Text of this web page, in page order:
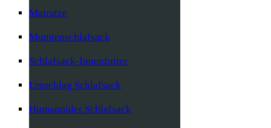
Matratze
Mumienschlafsack
Schlafsack-Innenfutter
Umschlag Schlafsack
Humanoider Schlafsack